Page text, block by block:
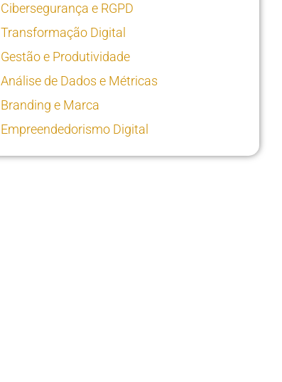
Cibersegurança e RGPD
Transformação Digital
Gestão e Produtividade
Análise de Dados e Métricas
Branding e Marca
Empreendedorismo Digital